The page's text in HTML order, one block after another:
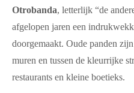
Otrobanda, letterlijk “de
afgelopen jaren een
doorgemaakt. Oude panden
muren en tussen de kleurrijke
restaurants en kleine boetieks.